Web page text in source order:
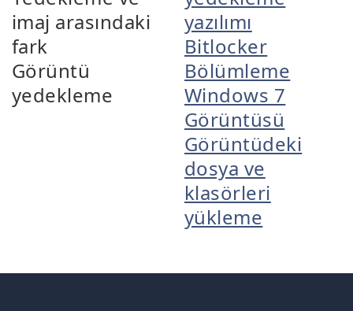
imaj arasındaki
fark
Görüntü
yedekleme
yazılımı
Bitlocker
Bölümleme
Windows 7
Görüntüsü
Görüntüdeki
dosya ve
klasörleri
yükleme